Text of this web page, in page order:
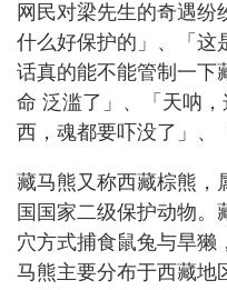
网民对梁先生的奇遇
什么好保护的」、「这
话真的能不能管制一下
命 泛滥了」、「天呐
西，魂都要吓没了」、
藏马熊又称西藏棕熊，
国国家二级保护动物。
穴方式捕食鼠兔与旱獭
马熊主要分布于西藏地